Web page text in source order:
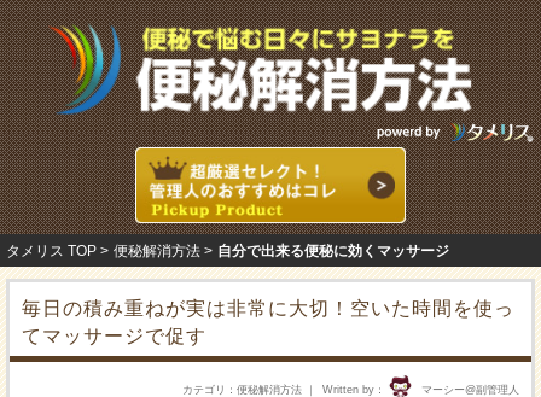
タメリス TOP 便秘解消方法 自分で出来る便秘に効くマッサージ
毎日の積み重ねが実は非常に大切！空いた時間を使っ
てマッサージで促す
Written by マーシー@副管理人
カテゴリ 便秘解消方法